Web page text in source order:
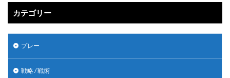
カテゴリー
プレー
戦略 / 戦術